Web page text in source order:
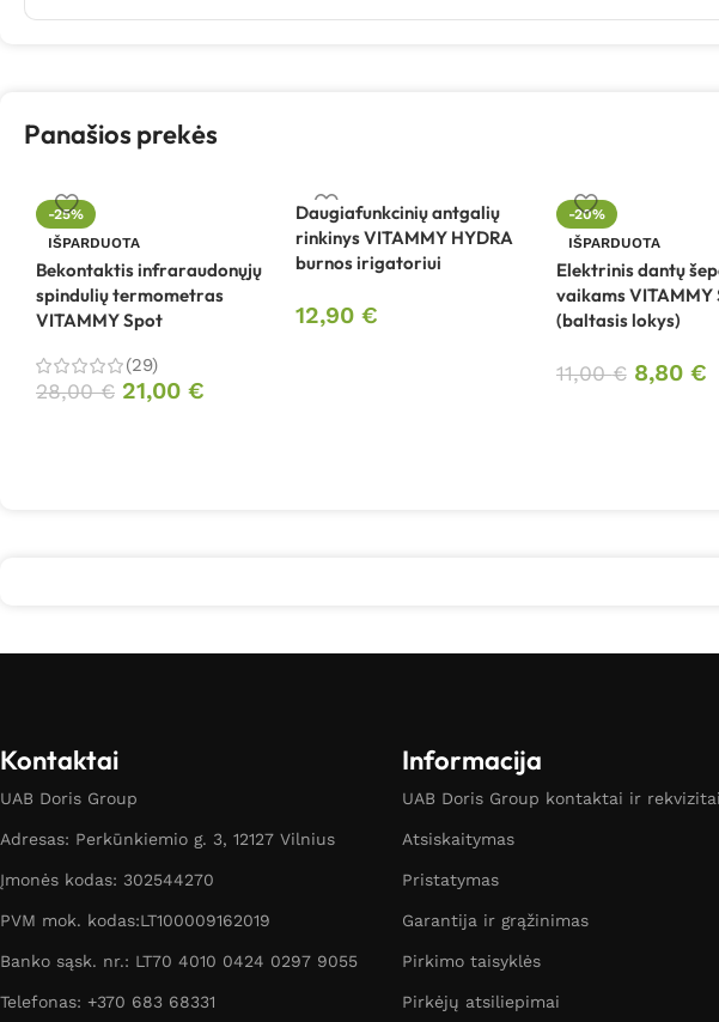
Panašios prekės
-25%
IŠPARDUOTA
Bekontaktis infraraudonųjų
spindulių termometras
VITAMMY Spot
(29)
28,00€ 21,00 €
Daugiafunkcinių antgalių
rinkinys VITAMMY HYDRA
burnos irigatoriui
12,90€
-20%
IŠPARDUOTA
Elektrinis dantų
vaikams VITAMMY
(baltasis lokys)
11,00€ 8,80 €
Kontaktai
UAB Doris Group
Adresas: Perkūnkiemio g. 3, 12127 Vilnius
Įmonės kodas: 302544270
PVM mok. kodas:LT100009162019
Banko sąsk. nr.: LT70 4010 0424 0297 9055
Telefonas: +370 683 68331
Informacija
UAB Doris Group kontaktai ir rekvizitai
Atsiskaitymas
Pristatymas
Garantija ir grąžinimas
Pirkimo taisyklės
Pirkėjų atsiliepimai